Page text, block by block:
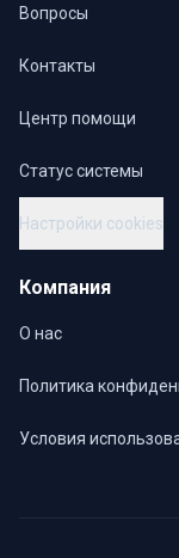
Вопросы
Контакты
Центр помощи
Статус системы
Настройки cookies
Компания
О нас
Политика
Условия